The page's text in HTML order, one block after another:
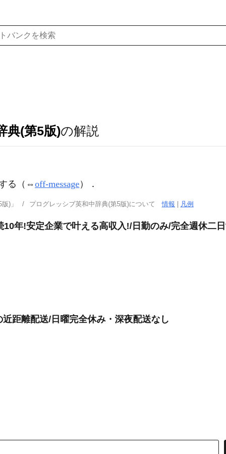
典(第5版)の解説
る（⇔off-message） ．
)」 プログレッシブ英和中辞典(第5版)について情報 凡例
年!安定企業で叶える高収入!/日勤のみ/完全週休二
距離配送/日曜完全休み・深夜配送なし